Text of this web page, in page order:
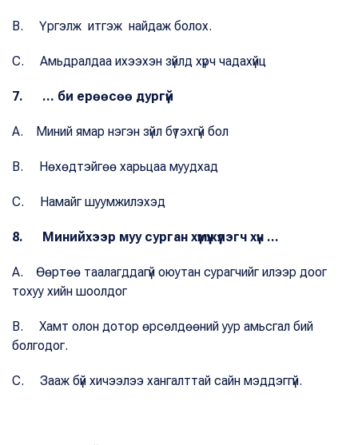
B. Үргэлж итгэж найдаж болох.
C. Амьдралдаа ихээхэн зүйлд хүрч чадахүйц
7. ... би ерөөсөө дургүй
A. Миний ямар нэгэн зүйл бүтэхгүй бол
B. Нөхөдтэйгөө харьцаа муудхад
C. Намайг шуумжилэхэд
8. Минийхээр муу сурган хүмүүжүүлэгч хүн ...
A. Өөртөө таалагддагүй оюутан сурагчийг илээр доог
тохуу хийн шоолдог
B. Хамт олон дотор өрсөлдөөний уур амьсгал бий
болгодог.
C. Зааж бүй хичээлээ хангалттай сайн мэддэггүй.